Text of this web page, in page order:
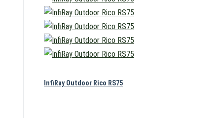
InfiRay Outdoor Rico RS75